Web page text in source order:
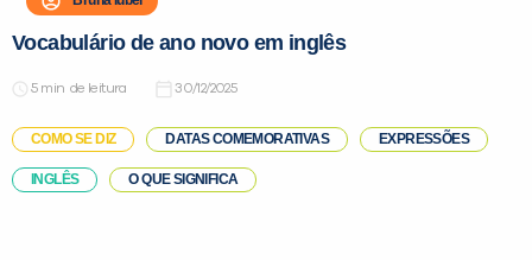
Vocabulário de ano novo em inglês
de leitura 30/12/2025
COMO SE DIZ DATAS COMEMORATIVAS EXPRESSÕES
INGLÊS O QUE SIGNIFICA